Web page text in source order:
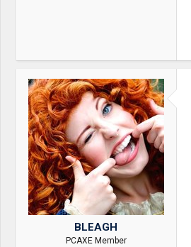
BLEAGH
PCAXE Member